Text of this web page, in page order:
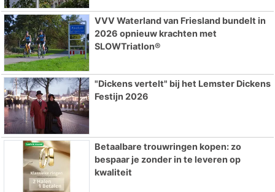
VVV Waterland van Friesland bundelt in
2026 opnieuw krachten met
SLOWTriatlon®
"Dickens vertelt" bij het Lemster Dickens
Festijn 2026
Betaalbare trouwringen kopen: zo
bespaar je zonder in te leveren op
kwaliteit